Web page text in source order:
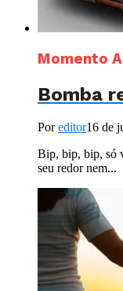
Momento
Bomba
Poreditor16 de
Bip, bip, bip, só
seu redor nem...